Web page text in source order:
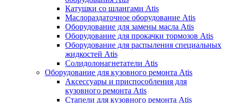
Катушки со шлангами Atis
Маслораздаточное оборудование Atis
Оборудование для замены масла Atis
Оборудование для прокачки тормозов Atis
Оборудование для распыления специальных
жидкостей Atis
Солидолонагнетатели Atis
Оборудование для кузовного ремонта Atis
Аксессуары и приспособления для
кузовного ремонта Atis
Стапели для кузовного ремонта Atis